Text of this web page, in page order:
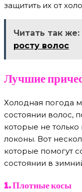
защитить их от
Читать так же:
росту волос
Лучшие
Холодная погода
состоянии волос,
которые не
локоны. Вот
которые помогут
состоянии в
1. Плотные косы